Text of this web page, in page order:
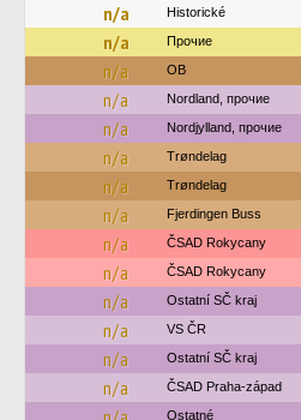
n/a Historické
n/a Прочие
n/a OB
n/a Nordland, прочие
n/a Nordjylland, прочие
n/a Trøndelag
n/a Trøndelag
n/a Fjerdingen Buss
n/a ČSAD Rokycany
n/a ČSAD Rokycany
n/a Ostatní SČ kraj
n/a VS ČR
n/a Ostatní SČ kraj
n/a ČSAD Praha-západ
Ostatné